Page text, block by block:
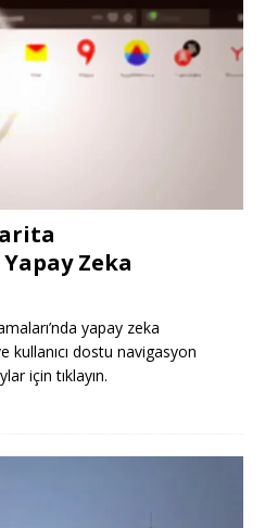
Zeka
yapay zeka
kullanıcı dostu navigasyon
için tıklayın.